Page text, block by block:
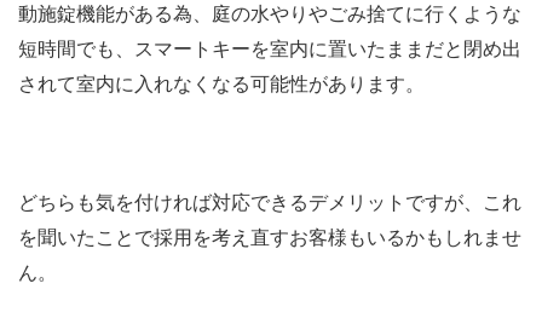
動施錠機能がある為、庭の水やりやごみ捨てに行くような
短時間でも、スマートキーを室内に置いたままだと閉め出
されて室内に入れなくなる可能性があります。
どちらも気を付ければ対応できるデメリットですが、これ
を聞いたことで採用を考え直すお客様もいるかもしれませ
ん。